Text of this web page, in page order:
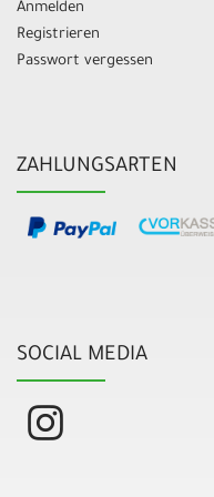
Anmelden
Registrieren
Passwort vergessen
ZAHLUNGSARTEN
SOCIAL MEDIA